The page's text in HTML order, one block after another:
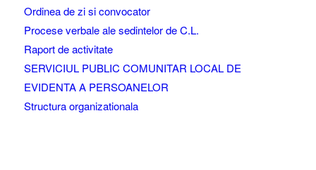
Ordinea de zi si convocator
Procese verbale ale sedintelor de C.L.
Raport de activitate
SERVICIUL PUBLIC COMUNITAR LOCAL DE
EVIDENTA A PERSOANELOR
Structura organizationala